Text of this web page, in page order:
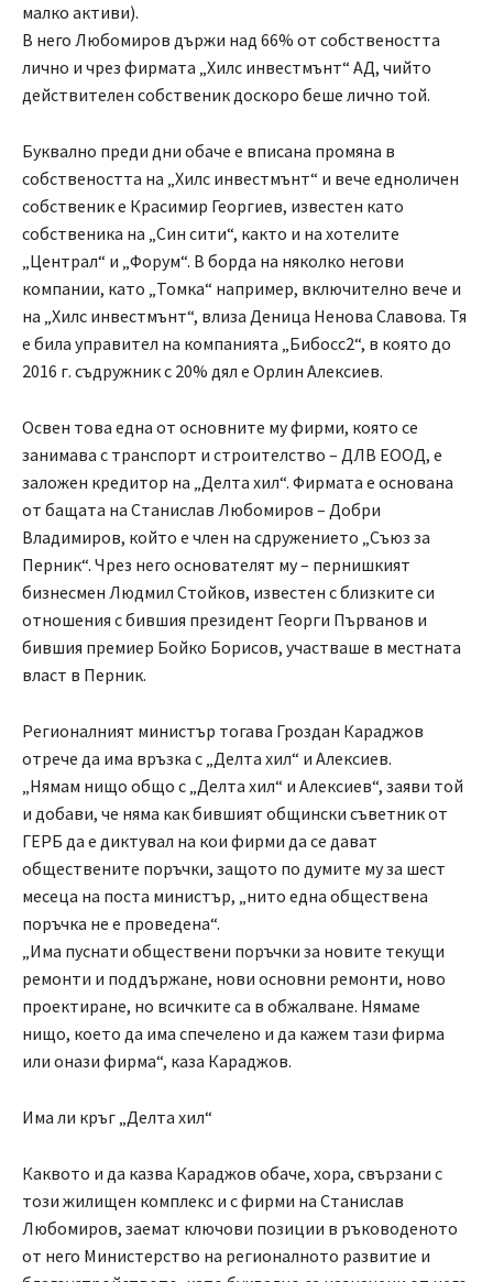
малко активи).
В него Любомиров държи над 66% от собствеността
лично и чрез фирмата „Хилс инвестмънт“ АД, чийто
действителен собственик доскоро беше лично той.
Буквално преди дни обаче е вписана промяна в
собствеността на „Хилс инвестмънт“ и вече едноличен
собственик е Красимир Георгиев, известен като
собственика на „Син сити“, както и на хотелите
„Централ“ и „Форум“. В борда на няколко негови
компании, като „Томка“ например, включително вече и
на „Хилс инвестмънт“, влиза Деница Ненова Славова. Тя
е била управител на компанията „Бибосс2“, в която до
2016 г. съдружник с 20% дял е Орлин Алексиев.
Освен това една от основните му фирми, която се
занимава с транспорт и строителство – ДЛВ ЕООД, е
заложен кредитор на „Делта хил“. Фирмата е основана
от бащата на Станислав Любомиров – Добри
Владимиров, който е член на сдружението „Съюз за
Перник“. Чрез него основателят му – пернишкият
бизнесмен Людмил Стойков, известен с близките си
отношения с бившия президент Георги Първанов и
бившия премиер Бойко Борисов, участваше в местната
власт в Перник.
Регионалният министър тогава Гроздан Караджов
отрече да има връзка с „Делта хил“ и Алексиев.
„Нямам нищо общо с „Делта хил“ и Алексиев“, заяви той
и добави, че няма как бившият общински съветник от
ГЕРБ да е диктувал на кои фирми да се дават
обществените поръчки, защото по думите му за шест
месеца на поста министър, „нито една обществена
поръчка не е проведена“.
„Има пуснати обществени поръчки за новите текущи
ремонти и поддържане, нови основни ремонти, ново
проектиране, но всичките са в обжалване. Нямаме
нищо, което да има спечелено и да кажем тази фирма
или онази фирма“, каза Караджов.
Има ли кръг „Делта хил“
Каквото и да казва Караджов обаче, хора, свързани с
този жилищен комплекс и с фирми на Станислав
Любомиров, заемат ключови позиции в ръководеното
от него Министерство на регионалното развитие и